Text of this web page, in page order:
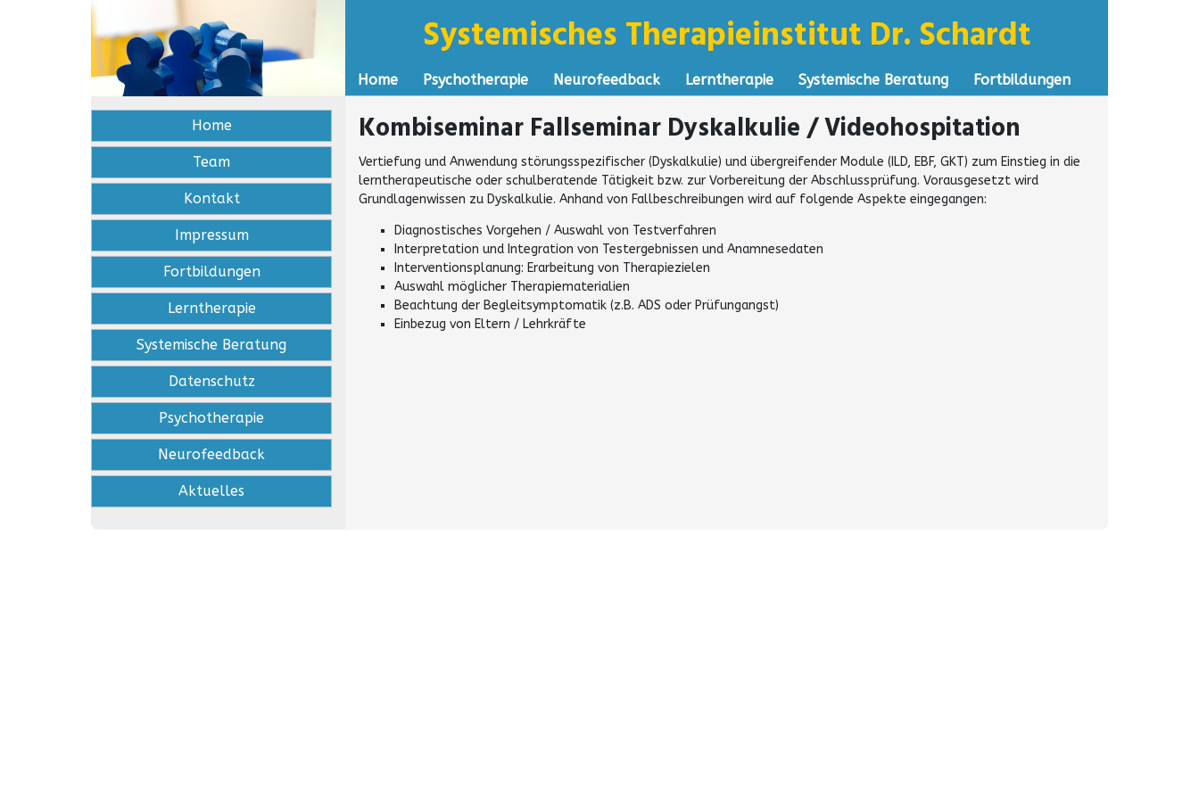
Systemisches Therapieinstitut Dr. Schardt
Home Psychotherapie Neurofeedback Lerntherapie Systemische Beratung Fortbildungen
Home
Team
Kontakt
Impressum
Fortbildungen
Lerntherapie
Systemische Beratung
Datenschutz
Psychotherapie
Neurofeedback
Aktuelles
Kombiseminar Fallseminar Dyskalkulie / Videohospitation
Vertiefung und Anwendung störungsspezifischer (Dyskalkulie) und übergreifender Module (ILD, EBF, GKT) zum Einstieg in die
lerntherapeutische oder schulberatende Tätigkeit bzw. zur Vorbereitung der Abschlussprüfung. Vorausgesetzt wird
Grundlagenwissen zu Dyskalkulie. Anhand von Fallbeschreibungen wird auf folgende Aspekte eingegangen:
Diagnostisches Vorgehen / Auswahl von Testverfahren
Interpretation und Integration von Testergebnissen und Anamnesedaten
Interventionsplanung: Erarbeitung von Therapiezielen
Auswahl möglicher Therapiematerialien
Beachtung der Begleitsymptomatik (z.B. ADS oder Prüfungangst)
Einbezug von Eltern / Lehrkräfte